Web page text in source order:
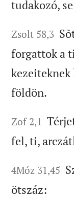
tudakozó,
Zsolt 58,3
forgattok a
kezeiteknek
földön.
Zof 2,1
fel, ti,
4Móz 31,45
ötszáz: